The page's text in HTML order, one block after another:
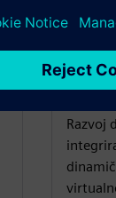
Razvoj